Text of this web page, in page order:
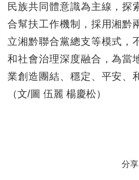
民族共同體意識為主線，探
合幫扶工作機制，採用湘黔
立湘黔聯合黨總支等模式，
和社會治理深度融合，為當
業創造團結、穩定、平安、
（文/圖 伍麗 楊慶松）
分享